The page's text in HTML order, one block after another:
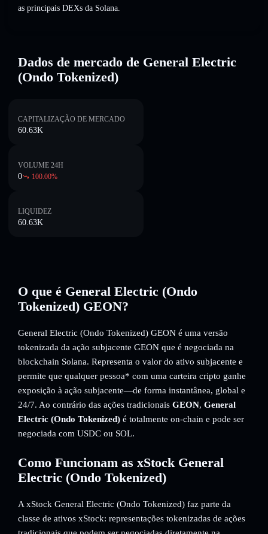
as principais DEXs da Solana.
Dados de mercado de General Electric
(Ondo Tokenized)
CAPITALIZAÇÃO DE MERCADO
60.63K
VOLUME 24H
0 100.00%
LIQUIDEZ
60.63K
O que é General Electric (Ondo
Tokenized) GEON?
General Electric (Ondo Tokenized) GEON é uma versão
tokenizada da ação subjacente GEON que é negociada na
blockchain Solana. Representa o valor do ativo subjacente e
permite que qualquer pessoa* com uma carteira cripto ganhe
exposição à ação subjacente—de forma instantânea, global e
24/7. Ao contrário das ações tradicionais GEON, General
Electric (Ondo Tokenized) é totalmente on-chain e pode ser
negociada com USDC ou SOL.
Como Funcionam as xStock General
Electric (Ondo Tokenized)
A xStock General Electric (Ondo Tokenized) faz parte da
classe de ativos xStock: representações tokenizadas de ações